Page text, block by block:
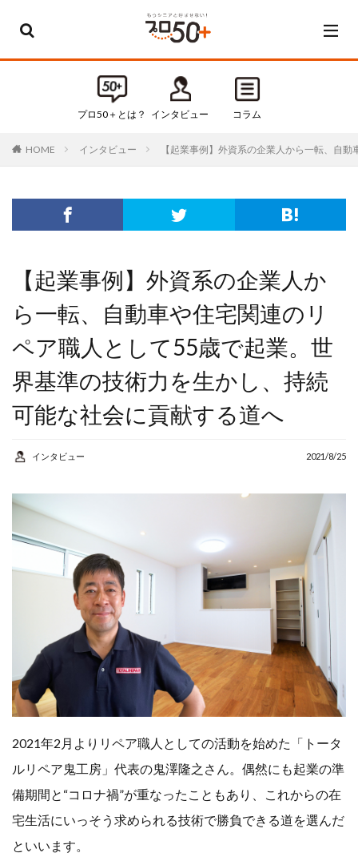
プロ50＋とは？ インタビュー コラム
HOME インタビュー 【起業事例】外資系の企業人から一転、自
【起業事例】外資系の企業人か
ら一転、自動車や住宅関連のリ
ペア職人として55歳で起業。世
界基準の技術力を生かし、持続
可能な社会に貢献する道へ
インタビュー 2021/8/25
2021年2月よりリペア職人としての活動を始めた「トータ
ルリペア鬼工房」代表の鬼澤隆之さん。偶然にも起業の準
備期間と“コロナ禍”が重なったこともあり、これからの在
宅生活にいっそう求められる技術で勝負できる道を選んだ
といいます。
すべてのカテゴリ
お知らせ
コラム
セミナー・イベント
タグ
50代 50代起業
60代 60代起業
AI アルバイト
カウンセラー コンサルタント
コーチング シニア
スマホ
セミナー リスキリング
人生１００年 個人事業主
健康 地域密着
学び
成功事例
生きがい
行政書士 講師
起業 起業事例
起業相談 ５０代